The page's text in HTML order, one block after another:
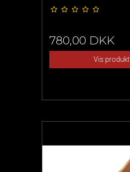
780,00 DKK
Vis produkt